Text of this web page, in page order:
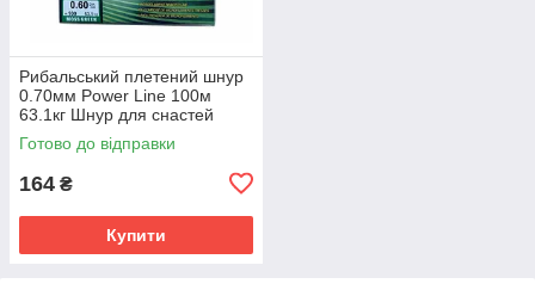
Рибальський плетений шнур
0.70мм Power Line 100м
63.1кг Шнур для снастей
Готово до відправки
164 ₴
Купити